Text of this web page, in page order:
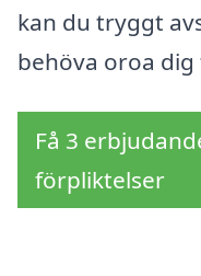
kan du tryggt
behöva oroa
Få 3
förpliktelser